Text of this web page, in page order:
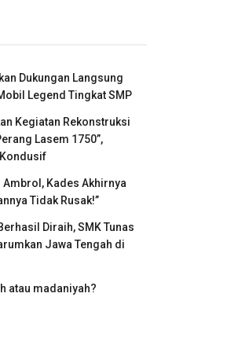
Dukungan Langsung
Legend Tingkat SMP
Kegiatan Rekonstruksi
Lasem 1750”,
Kades Akhirnya
Tidak Rusak!”
Diraih, SMK Tunas
Jawa Tengah di
atau madaniyah?